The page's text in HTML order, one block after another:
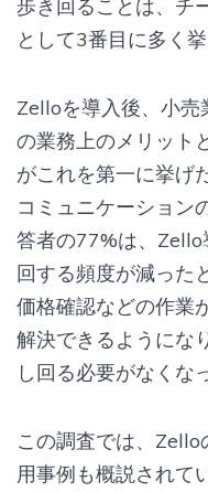
歩き回ることは、チ
として3番目に多く挙
Zelloを導入後、小売
の業務上のメリット
がこれを第一に挙げ
コミュニケーション
答者の77%は、Zello
回する頻度が減った
価格確認などの作業
解決できるようにな
し回る必要がなくな
この調査では、
用事例も概説されて